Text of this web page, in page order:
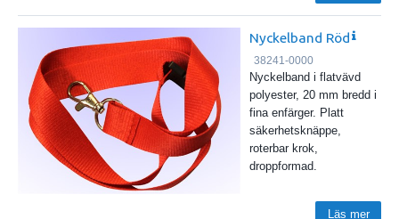
Nyckelband Röd
38241-0000
Nyckelband i flatvävd
polyester, 20 mm bredd i
fina enfärger. Platt
säkerhetsknäppe,
roterbar krok,
droppformad.
Läs mer